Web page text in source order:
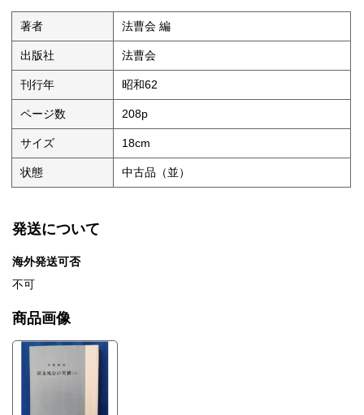
著者 法曹会 編
出版社 法曹会
刊行年 昭和62
ページ数 208p
サイズ 18cm
状態 中古品（並）
発送について
海外発送可否
不可
商品画像